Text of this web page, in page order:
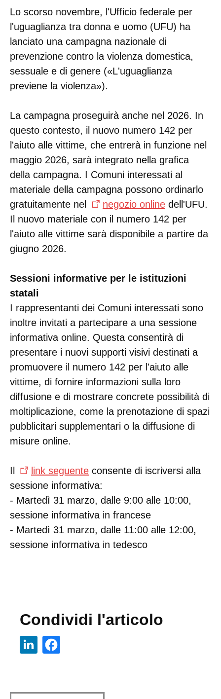
Lo scorso novembre, l'Ufficio federale per
l'uguaglianza tra donna e uomo (UFU) ha
lanciato una campagna nazionale di
prevenzione contro la violenza domestica,
sessuale e di genere («L'uguaglianza
previene la violenza»).
La campagna proseguirà anche nel 2026. In
questo contesto, il nuovo numero 142 per
l'aiuto alle vittime, che entrerà in funzione nel
maggio 2026, sarà integrato nella grafica
della campagna. I Comuni interessati al
materiale della campagna possono ordinarlo
gratuitamente nel
negozio online dell'UFU.
Il nuovo materiale con il numero 142 per
l'aiuto alle vittime sarà disponibile a partire da
giugno 2026.
Sessioni informative per le istituzioni
statali
I rappresentanti dei Comuni interessati sono
inoltre invitati a partecipare a una sessione
informativa online. Questa consentirà di
presentare i nuovi supporti visivi destinati a
promuovere il numero 142 per l'aiuto alle
vittime, di fornire informazioni sulla loro
diffusione e di mostrare concrete possibilità di
moltiplicazione, come la prenotazione di spazi
pubblicitari supplementari o la diffusione di
misure online.
Il link seguente consente di iscriversi alla
sessione informativa:
- Martedì 31 marzo, dalle 9:00 alle 10:00,
sessione informativa in francese
- Martedì 31 marzo, dalle 11:00 alle 12:00,
sessione informativa in tedesco
Condividi l'articolo